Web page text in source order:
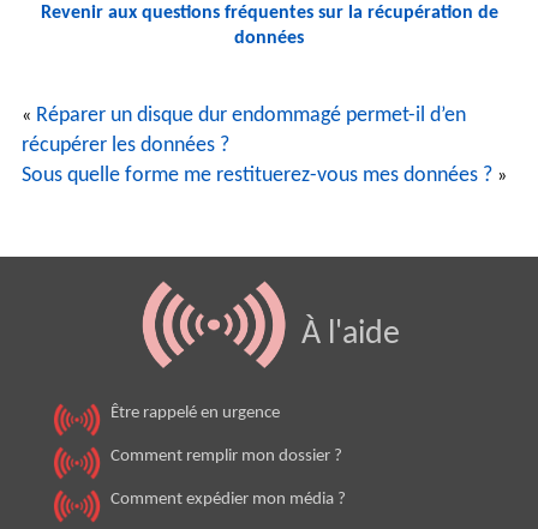
Revenir aux questions fréquentes sur la récupération de
données
« Réparer un disque dur endommagé permet-il d’en
récupérer les données ?
Sous quelle forme me restituerez-vous mes données ? »
À l'aide
Être rappelé en urgence
Comment remplir mon dossier ?
Comment expédier mon média ?